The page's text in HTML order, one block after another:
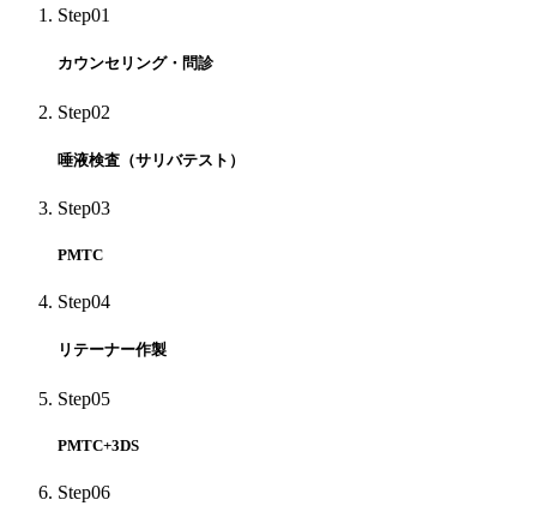
Step01
カウンセリング・問診
Step02
唾液検査（サリバテスト）
Step03
PMTC
Step04
リテーナー作製
Step05
PMTC+3DS
Step06